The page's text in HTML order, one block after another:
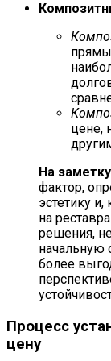
цене,
На
фактор,
эстетику
на
решения,
начальную
более
Процесс
цену